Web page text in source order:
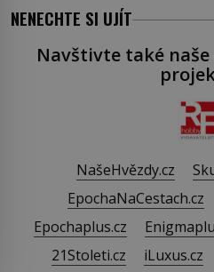
NENECHTE SI UJÍT
Navštivte také
NašeHvězdy.cz
EpochaNaCestach.cz
Epochaplus.cz
21Stoleti.cz
iLuxus.cz